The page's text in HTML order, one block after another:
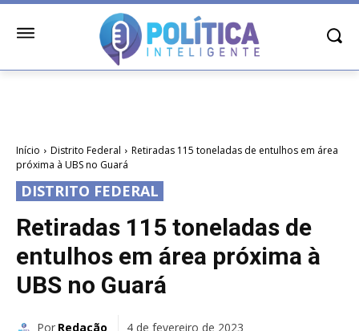
Início Distrito Federal
Retiradas 115 toneladas de entulhos em área
próxima à UBS no Guará
DISTRITO FEDERAL
Retiradas 115 toneladas de
entulhos em área próxima à
UBS no Guará
Por Redação 4 de fevereiro de 2023